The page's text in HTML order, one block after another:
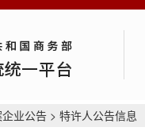
业公告 > 特许人公告信息